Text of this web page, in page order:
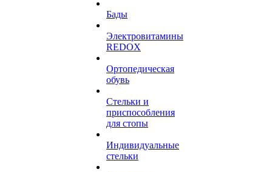
Бады
Электровитамины
REDOX
Ортопедическая
обувь
Стельки и
приспособления
для стопы
Индивидуальные
стельки